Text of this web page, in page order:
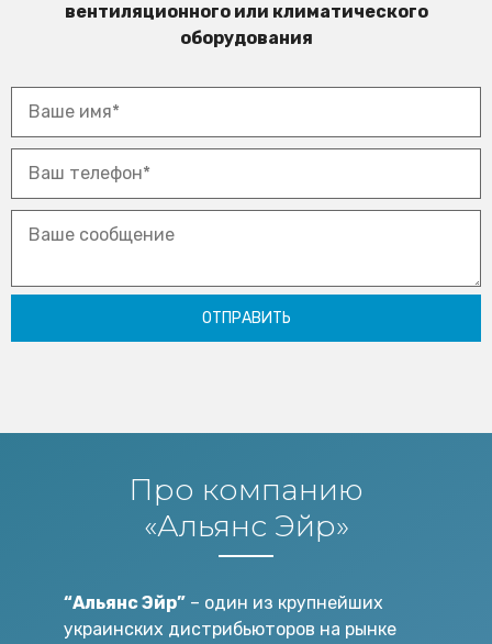
вентиляционного или климатического
оборудования
Про компанию
«Альянс Эйр»
“Альянс Эйр”– один из крупнейших
украинских дистрибьюторов на рынке